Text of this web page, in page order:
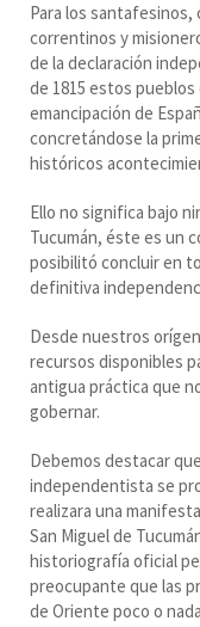
Para los
correntinos y
de la declaración
de 1815 estos
emancipación de
concretándose la
históricos
Ello no significa bajo
Tucumán, éste es un
posibilitó concluir en
definitiva
Desde nuestros
recursos disponibles
antigua práctica que
gobernar.
Debemos destacar
independentista se
realizara una
San Miguel de
historiografía oficial
preocupante que las
de Oriente poco o